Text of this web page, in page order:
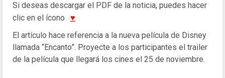
Si deseas descargar el PDF de la noticia, puedes hacer
clic en el ícono
♥
El artículo hace referencia a la nueva película de Disney
llamada “Encanto”. Proyecte a los participantes el trailer
de la película que llegará los cines el 25 de noviembre.